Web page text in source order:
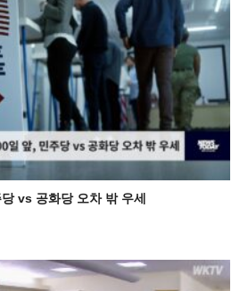
vs 공화당 오차 밖 우세